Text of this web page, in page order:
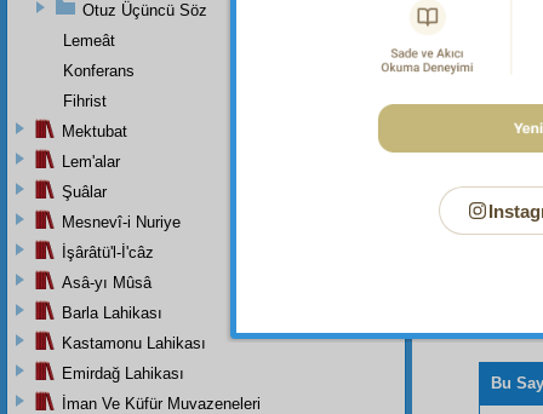
Bu
Otuz Üçüncü Söz
Lemeât
Konferans
Fihrist
Mektubat
Lem'alar
Şuâlar
Mesnevî-i Nuriye
İşârâtü'l-İ'câz
Asâ-yı Mûsâ
Barla Lahikası
Kastamonu Lahikası
Emirdağ Lahikası
İman Ve Küfür Muvazeneleri